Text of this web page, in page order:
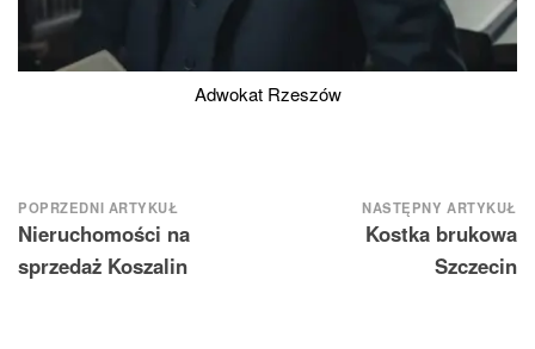
Adwokat Rzeszów
Nawigacja
wpisu
POPRZEDNI ARTYKUŁ
Nieruchomości na
sprzedaż Koszalin
NASTĘPNY ARTYKUŁ
Kostka brukowa
Szczecin